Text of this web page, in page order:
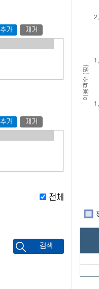
추가 제거
추가 제거
전체
검색